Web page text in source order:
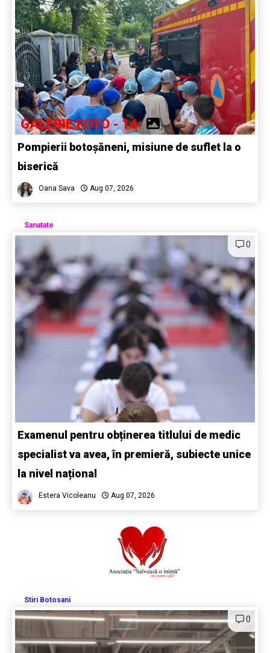
GALERIE FOTO - 14
Pompierii botoșăneni, misiune de suflet la o
biserică
Oana Sava Aug 07, 2026
Sanatate
0
Examenul pentru obținerea titlului de medic
specialist va avea, în premieră, subiecte unice
la nivel național
Estera Vicoleanu Aug 07, 2026
Stiri Botosani
0